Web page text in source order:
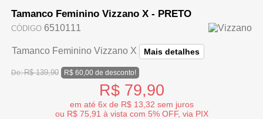
Tamanco Feminino Vizzano X - PRETO
CÓDIGO 6510111
Tamanco Feminino Vizzano X Mais detalhes
De:R$ 139,90 R$ 60,00 de desconto!
R$ 79,90
em até 6x de R$ 13,32 sem juros
ou R$ 75,91 à vista com 5% OFF, via PIX